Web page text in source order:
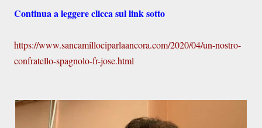
Continua a leggere clicca sul link sotto
https://www.sancamillociparlaancora.com/2020/04/un-nostro-
confratello-spagnolo-fr-jose.html